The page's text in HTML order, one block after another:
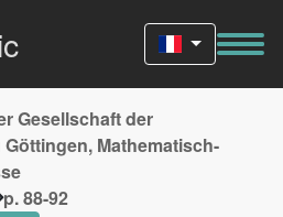
Gesellschaft der
Mathematisch-
p. 88-92